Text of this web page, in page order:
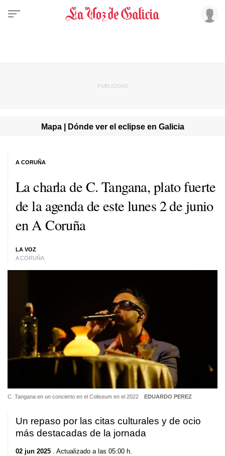
Mapa | Dónde ver el eclipse en Galicia
La charla de C. Tangana, plato fuerte
de la agenda de este lunes 2 de junio
en A Coruña
LA VOZ
A CORUÑA
A CORUÑA
C. Tangana en un concierto en el Coliseum en el 2022 EDUARDO PEREZ
Un repaso por las citas culturales y de ocio
más destacadas de la jornada
02 jun 2025 . Actualizado a las 05:00 h.